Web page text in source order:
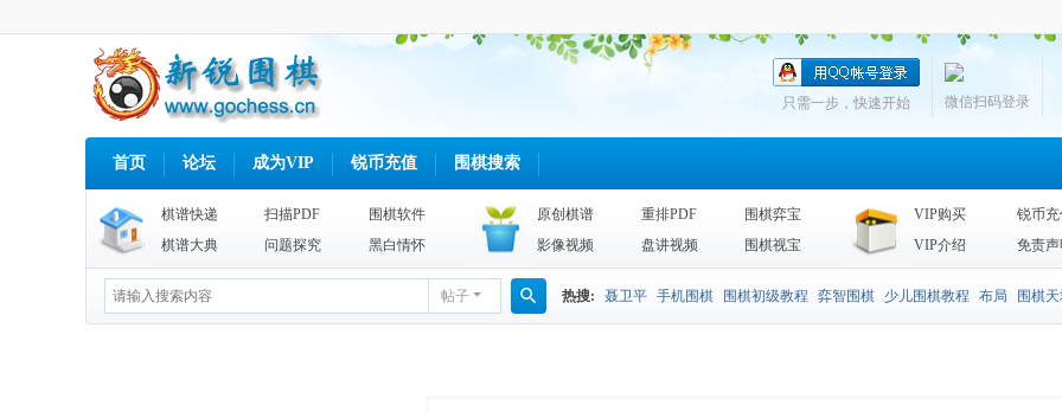
微信扫码登录
只需一步，快速开始
首页 论坛 成为VIP 锐币充值 围棋搜索
棋谱快递 扫描PDF
围棋软件
棋谱大典
问题探究 黑白情怀
原创棋谱 重排PDF
围棋弈宝
影像视频
盘讲视频 围棋视宝
VIP购买
锐币
VIP介绍
免责
帖子
搜
热搜: 聂卫平 手机围棋 围棋初级教程 弈智围棋 少儿围棋教程 布局 围棋